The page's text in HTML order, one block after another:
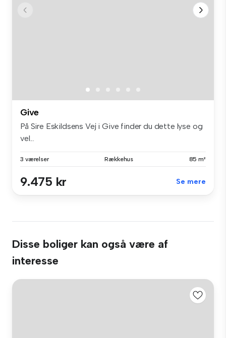
Give
På Sire Eskildsens Vej i Give finder du dette lyse og
vel...
3 værelser Rækkehus 85 m²
9.475 kr Se mere
Disse boliger kan også være af
interesse